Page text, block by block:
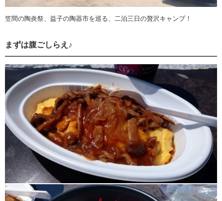
笠間の陶炎祭、益子の陶器市を巡る、二泊三日の贅沢キャンプ！
まずは腹ごしらえ♪